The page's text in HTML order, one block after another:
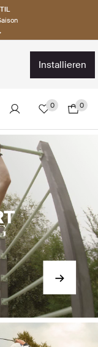
installieren
0 0